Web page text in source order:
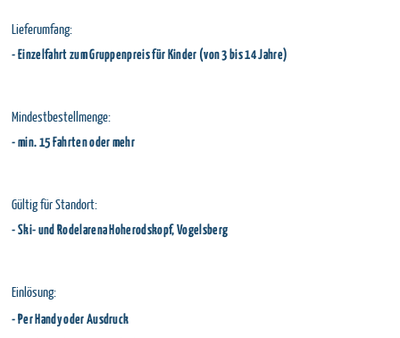
Lieferumfang:
- Einzelfahrt zum Gruppenpreis für Kinder (von 3 bis 14 Jahre)
Mindestbestellmenge:
- min. 15 Fahrten oder mehr
Gültig für Standort:
- Ski- und Rodelarena Hoherodskopf, Vogelsberg
Einlösung:
- Per Handy oder Ausdruck